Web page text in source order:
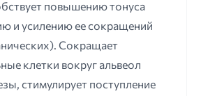
повышению тонуса
и усилению ее сокращений
Сокращает
клетки вокруг альвеол
стимулирует поступление